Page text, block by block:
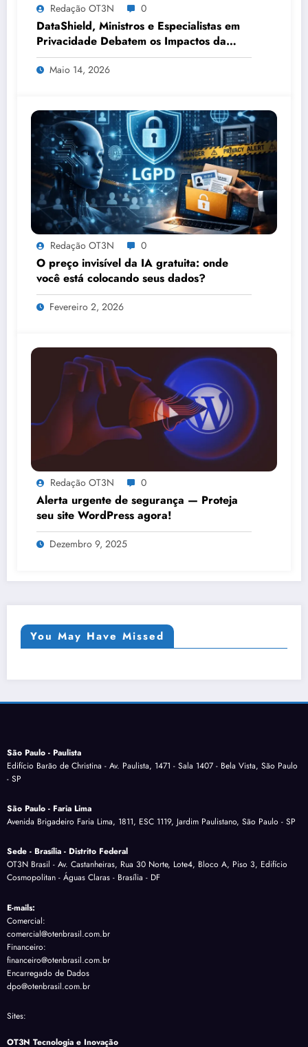
Redação OT3N 0
DataShield, Ministros e Especialistas em
Privacidade Debatem os Impactos da
Tecnologia, IA e Proteção de Dados no
Congresso de Direito Digital da OAB
Maio 14, 2026
Redação OT3N 0
O preço invisível da IA gratuita: onde
você está colocando seus dados?
Fevereiro 2, 2026
Redação OT3N 0
Alerta urgente de segurança — Proteja
seu site WordPress agora!
Dezembro 9, 2025
You May Have Missed
São Paulo - Paulista
Edifício Barão de Christina - Av. Paulista, 1471 - Sala 1407 - Bela Vista, São Paulo
- SP
São Paulo - Faria Lima
Avenida Brigadeiro Faria Lima, 1811, ESC 1119, Jardim Paulistano, São Paulo - SP
Sede - Brasília - Distrito Federal
OT3N Brasil - Av. Castanheiras, Rua 30 Norte, Lote4, Bloco A, Piso 3, Edifício
Cosmopolitan - Águas Claras - Brasília - DF
E-mails:
Comercial:
comercial@otenbrasil.com.br
Financeiro:
financeiro@otenbrasil.com.br
Encarregado de Dados
dpo@otenbrasil.com.br
Sites:
OT3N Tecnologia e Inovação